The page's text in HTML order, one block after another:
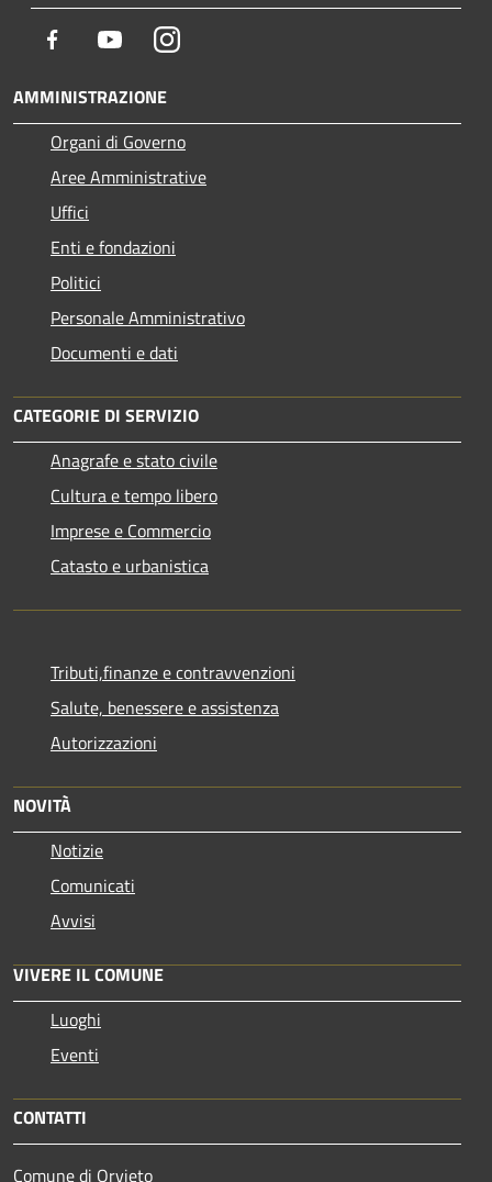
Facebook YoutubeInstagram
AMMINISTRAZIONE
Organi di Governo
Aree Amministrative
Uffici
Enti e fondazioni
Politici
Personale Amministrativo
Documenti e dati
CATEGORIE DI SERVIZIO
Anagrafe e stato civile
Cultura e tempo libero
Imprese e Commercio
Catasto e urbanistica
Tributi,finanze e contravvenzioni
Salute, benessere e assistenza
Autorizzazioni
NOVITÀ
Notizie
Comunicati
Avvisi
VIVERE IL COMUNE
Luoghi
Eventi
CONTATTI
Comune di Orvieto